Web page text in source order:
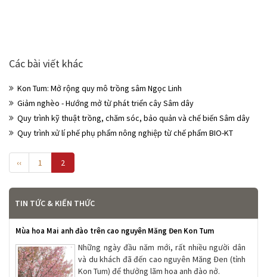
Các bài viết khác
Kon Tum: Mở rộng quy mô trồng sâm Ngọc Linh
Giảm nghèo - Hướng mở từ phát triển cây Sâm dây
Quy trình kỹ thuật trồng, chăm sóc, bảo quản và chế biến Sâm dây
Quy trình xử lí phế phụ phẩm nông nghiệp từ chế phẩm BIO-KT
‹‹ 1 2
TIN TỨC & KIẾN THỨC
Mùa hoa Mai anh đào trên cao nguyên Măng Đen Kon Tum
Những ngày đầu năm mới, rất nhiều người dân
và du khách đã đến cao nguyên Măng Đen (tỉnh
Kon Tum) để thưởng lãm hoa anh đào nở.